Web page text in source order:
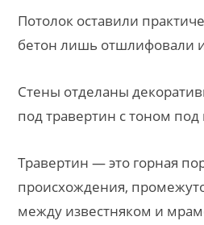
Потолок оставили
бетон лишь отшлифовали
Стены отделаны
под травертин с тоном под
Травертин — это горная
происхождения,
между известняком и